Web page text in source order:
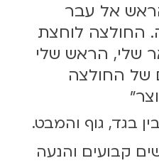
אל עבר
החולצה לוחצת
שלי, הראש שלי
של החולצה
בגד, גוף והמבט.
קבועים והנעה